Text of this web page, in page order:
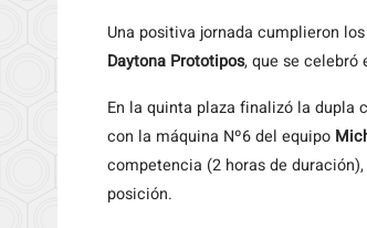
Una positiva jornada cumplieron
Daytona Prototipos, que se celebró
En la quinta plaza finalizó la dupla
con la máquina Nº6 del equipo
competencia (2 horas de
posición.